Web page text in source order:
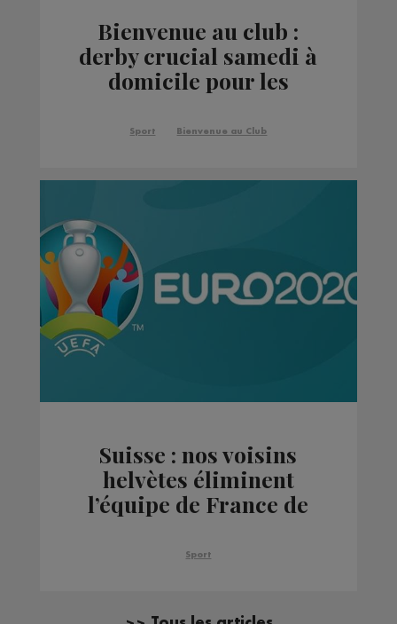
Bienvenue au club :
derby crucial samedi à
domicile pour les
Sport Bienvenue au Club
Suisse : nos voisins
helvètes éliminent
l’équipe de France de
Sport